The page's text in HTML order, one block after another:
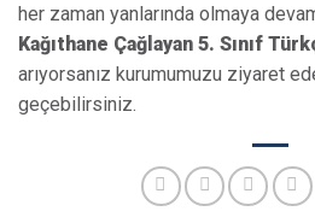
her zaman yanlarında olmaya
Kağıthane Çağlayan 5. Sınıf
arıyorsanız kurumumuzu ziyaret
geçebilirsiniz.